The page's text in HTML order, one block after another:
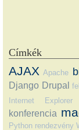
Címkék
AJAX Apache
Django Drupal
Internet Explorer
konferencia
Python rendezvény